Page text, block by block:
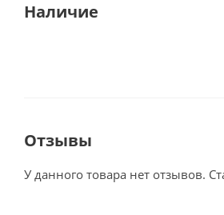
Наличие
Отзывы
У данного товара нет отзывов.